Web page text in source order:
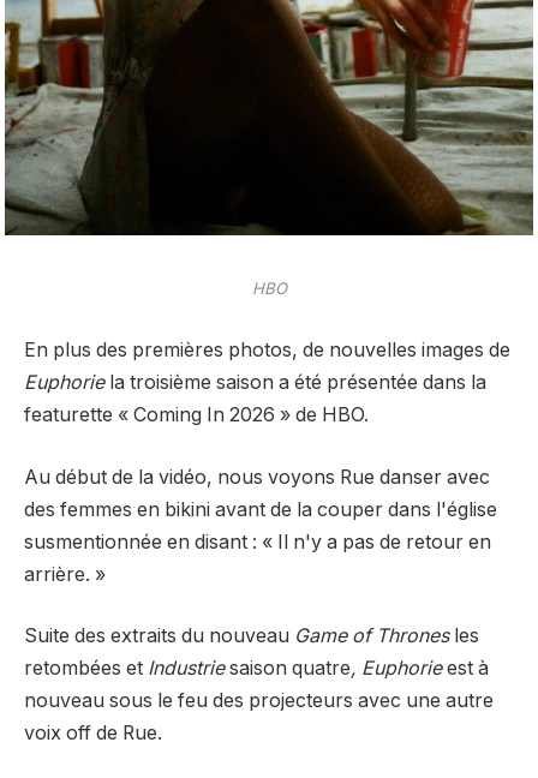
HBO
En plus des premières photos, de nouvelles images de
Euphorie la troisième saison a été présentée dans la
featurette « Coming In 2026 » de HBO.
Au début de la vidéo, nous voyons Rue danser avec
des femmes en bikini avant de la couper dans l'église
susmentionnée en disant : « Il n'y a pas de retour en
arrière. »
Suite des extraits du nouveau Game of Thronesles
retombées et Industriesaison quatre, Euphorieest à
nouveau sous le feu des projecteurs avec une autre
voix off de Rue.